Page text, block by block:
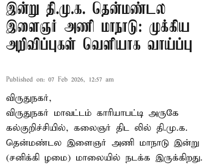
இன்று தி.மு.க. தென்மண்டல
இளைஞர் அணி மாநாடு: முக்கிய
அறிவிப்புகள் வெளியாக வாய்ப்பு
Published on: 07 Feb 2026, 12:57 am
விருதுநகர்,
விருதுநகர் மாவட்டம் காரியாபட்டி அருகே
கல்குறிச்சியில், கலைஞர் திட லில் தி.மு.க.
தென்மண்டல இளைஞர் அணி மாநாடு இன்று
(சனிக்கி ழமை) மாலையில் நடக்க இருக்கிறது.